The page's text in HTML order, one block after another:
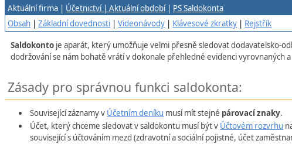
Aktuální firma | Účetnictví | Aktuální období| PS Saldokonta
Obsah |Základní dovednosti |Videonávody | Klávesové zkratky | Rejstřík
Saldokonto je aparát, který umožňuje velmi přesně sledovat dodavatelsko-
dodržování se nám bohatě vrátí v dokonale přehledné evidenci
Zásady pro správnou funkci saldokonta:
Související záznamy v Účetním deníku musí mít stejné párovací znaky.
Účet, který chceme sledovat v saldokontu musí být v Účtovém rozvrhu
související s účtováním mezd (zdravotní a sociální pojistné, účet